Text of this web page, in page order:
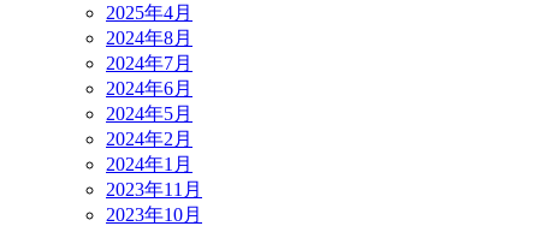
2025年4月
2024年8月
2024年7月
2024年6月
2024年5月
2024年2月
2024年1月
2023年11月
2023年10月